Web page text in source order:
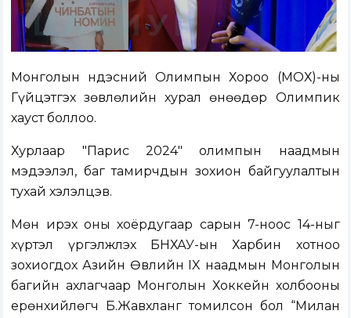
Монголын Үндэсний Олимпын Хороо (МҮОХ)-ны
Гүйцэтгэх зөвлөлийн хурал өнөөдөр Олимпик
хауст боллоо.
Хурлаар "Парис 2024" олимпын наадмын
мэдээлэл, баг тамирчдын зохион байгуулалтын
тухай хэлэлцэв.
Мөн ирэх оны хоёрдугаар сарын 7-ноос 14-ныг
хүртэл үргэлжлэх БНХАУ-ын Харбин хотноо
зохиогдох Азийн Өвлийн IX наадмын Монголын
багийн ахлагчаар Монголын Хоккейн холбооны
ерөнхийлөгч Б.Жавхланг томилсон бол “Милан